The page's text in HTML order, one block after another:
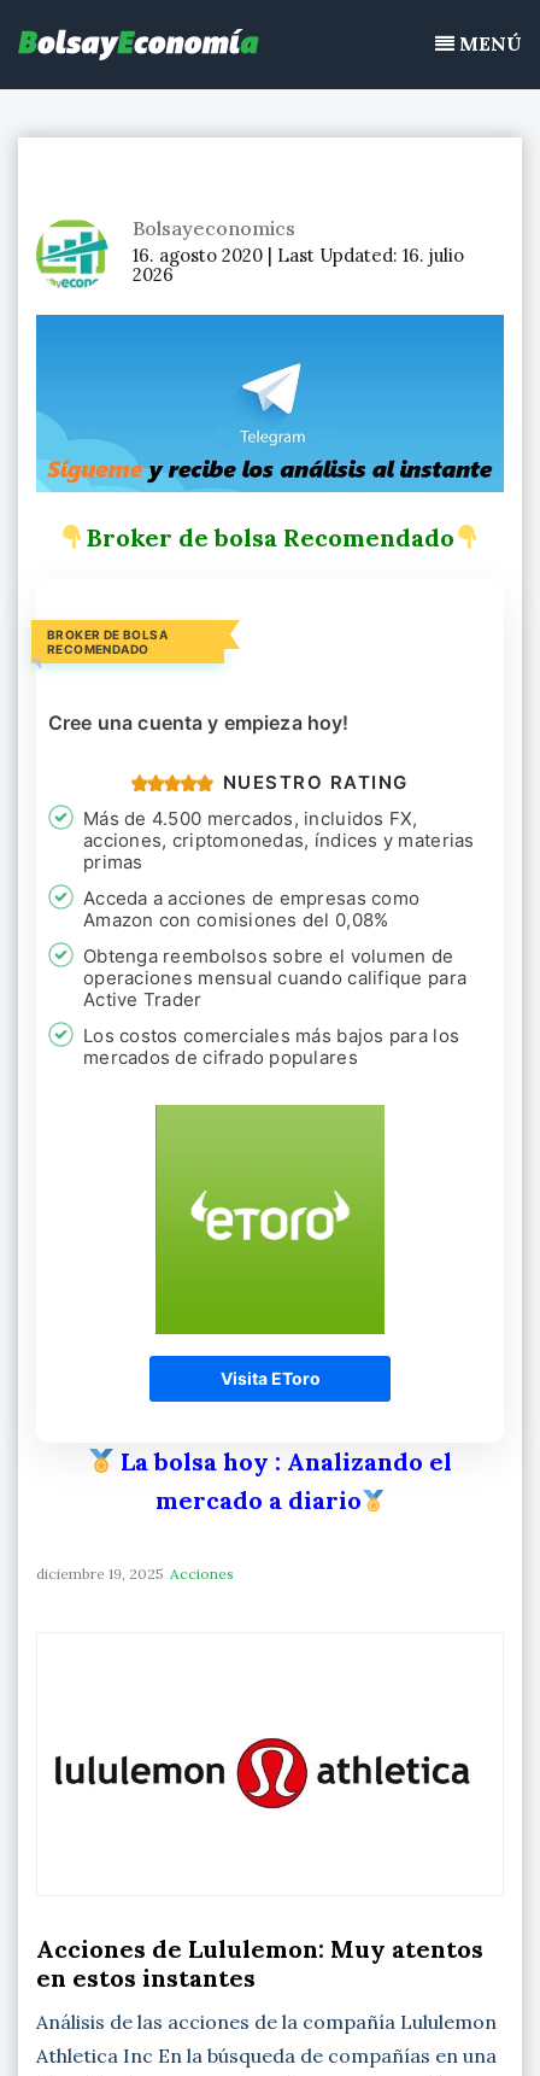
continuo, acciones de bolsa
contenidoMENÚ
Bolsayeconomics
16. agosto 2020 | Last Updated: 16. julio
2026
Broker de bolsa Recomendado
BROKER DE BOLSA
RECOMENDADO
Cree una cuenta y empieza hoy!
NUESTRO RATING
Más de 4.500 mercados, incluidos FX,
acciones, criptomonedas, índices y materias
primas
Acceda a acciones de empresas como
Amazon con comisiones del 0,08%
Obtenga reembolsos sobre el volumen de
operaciones mensual cuando califique para
Active Trader
Los costos comerciales más bajos para los
mercados de cifrado populares
Visita EToro
La bolsa hoy : Analizando el
mercado a diario
diciembre 19, 2025 Acciones
Acciones de Lululemon: Muy atentos
en estos instantes
Análisis de las acciones de la compañía Lululemon
Athletica Inc En la búsqueda de compañías en una